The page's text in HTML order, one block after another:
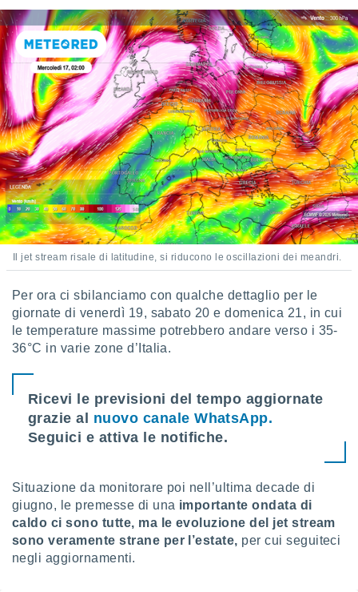
Il jet stream risale di latitudine, si riducono le oscillazioni dei meandri.
Per ora ci sbilanciamo con qualche dettaglio per le
giornate di venerdì 19, sabato 20 e domenica 21, in cui
le temperature massime potrebbero andare verso i 35-
36°C in varie zone d’Italia.
Ricevi le previsioni del tempo aggiornate
grazie al nuovo canale WhatsApp.
Seguici e attiva le notifiche.
Situazione da monitorare poi nell’ultima decade di
giugno, le premesse di una importante ondata di
caldo ci sono tutte, ma le evoluzione del jet stream
sono veramente strane per l’estate, per cui seguiteci
negli aggiornamenti.